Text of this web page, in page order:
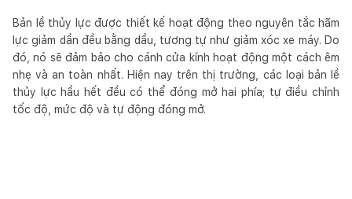
Bản lề thủy lực được thiết kế hoạt động theo nguyên tắc hãm
lực giảm dần đều bằng dầu, tương tự như giảm xóc xe máy. Do
đó, nó sẽ đảm bảo cho cánh cửa kính hoạt động một cách êm
nhẹ và an toàn nhất. Hiện nay trên thị trường, các loại bản lề
thủy lực hầu hết đều có thể đóng mở hai phía; tự điều chỉnh
tốc độ, mức độ và tự động đóng mở.